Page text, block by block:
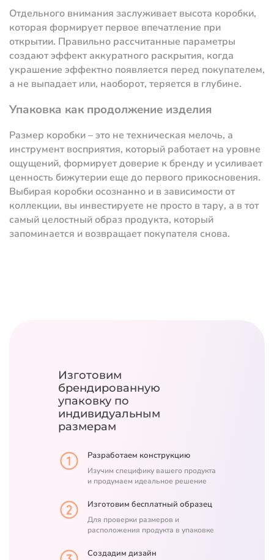
Отдельного внимания заслуживает высота коробки,
которая формирует первое впечатление при
открытии. Правильно рассчитанные параметры
создают эффект аккуратного раскрытия, когда
украшение эффектно появляется перед покупателем,
а не выпадает или, наоборот, теряется в глубине.
Упаковка как продолжение изделия
Размер коробки – это не техническая мелочь, а
инструмент восприятия, который работает на уровне
ощущений, формирует доверие к бренду и усиливает
ценность бижутерии еще до первого прикосновения.
Выбирая коробки осознанно и в зависимости от
коллекции, вы инвестируете не просто в тару, а в тот
самый целостный образ продукта, который
запоминается и возвращает покупателя снова.
Изготовим
брендированную
упаковку по
индивидуальным
размерам
Разработаем конструкцию
Изучим специфику вашего продукта
и продумаем идеальное решение
Изготовим бесплатный образец
Для проверки размеров и
расположения продукта в упаковке
Создадим дизайн